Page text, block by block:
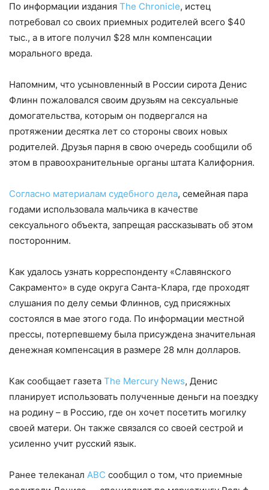
По информации издания The Chronicle, истец
потребовал со своих приемных родителей всего $40
тыс., а в итоге получил $28 млн компенсации
морального вреда.
Напомним, что усыновленный в России сирота Денис
Флинн пожаловался своим друзьям на сексуальные
домогательства, которым он подвергался на
протяжении десятка лет со стороны своих новых
родителей. Друзья парня в свою очередь сообщили об
этом в правоохранительные органы штата Калифорния.
Согласно материалам судебного дела, семейная пара
годами использовала мальчика в качестве
сексуального объекта, запрещая рассказывать об этом
посторонним.
Как удалось узнать корреспонденту «Славянского
Сакраменто» в суде округа Санта-Клара, где проходят
слушания по делу семьи Флиннов, суд присяжных
состоялся в мае этого года. По информации местной
прессы, потерпевшему была присуждена значительная
денежная компенсация в размере 28 млн долларов.
Как сообщает газета The Mercury News, Денис
планирует использовать полученные деньги на поездку
на родину – в Россию, где он хочет посетить могилку
своей матери. Он также связался со своей сестрой и
усиленно учит русский язык.
Ранее телеканал ABC сообщил о том, что приемные